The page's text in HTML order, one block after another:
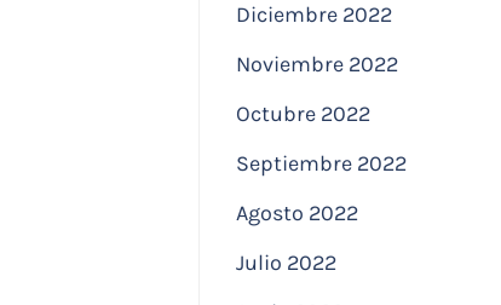
Diciembre 2022
Noviembre 2022
Octubre 2022
Septiembre 2022
Agosto 2022
Julio 2022